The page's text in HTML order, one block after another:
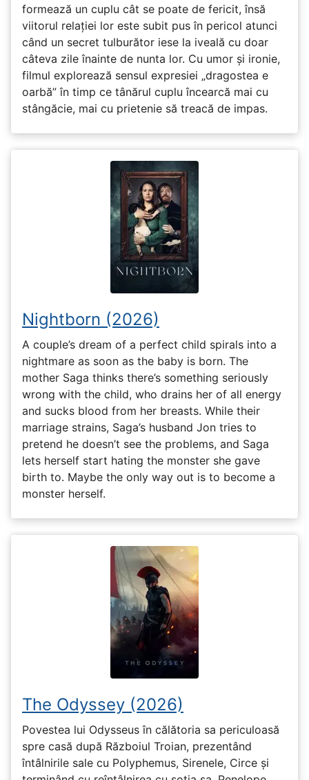
formează un cuplu cât se poate de fericit, însă
viitorul relației lor este subit pus în pericol atunci
când un secret tulburător iese la iveală cu doar
câteva zile înainte de nunta lor. Cu umor și ironie,
filmul explorează sensul expresiei „dragostea e
oarbă” în timp ce tânărul cuplu încearcă mai cu
stângăcie, mai cu prietenie să treacă de impas.
Nightborn (2026)
A couple’s dream of a perfect child spirals into a
nightmare as soon as the baby is born. The
mother Saga thinks there’s something seriously
wrong with the child, who drains her of all energy
and sucks blood from her breasts. While their
marriage strains, Saga’s husband Jon tries to
pretend he doesn’t see the problems, and Saga
lets herself start hating the monster she gave
birth to. Maybe the only way out is to become a
monster herself.
The Odyssey (2026)
Povestea lui Odysseus în călătoria sa periculoasă
spre casă după Războiul Troian, prezentând
întâlnirile sale cu Polyphemus, Sirenele, Circe și